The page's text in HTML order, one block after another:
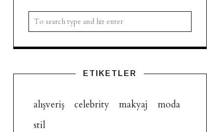
ETIKETLER
alışveriş celebrity makyaj
moda
stil